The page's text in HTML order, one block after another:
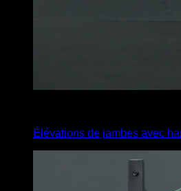
Élévations de jambes avec